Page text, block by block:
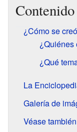
Contenido
¿Cómo se
¿Quiénes
¿Qué
La
Galería de
Véase también